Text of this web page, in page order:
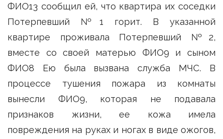
ФИО13 сообщил ей, что квартира их соседки
Потерпевший №1 горит. В указанной
квартире проживала Потерпевший №2,
вместе со своей матерью ФИО9 и сыном
ФИО8 Ею была вызвана служба МЧС. В
процессе тушения пожара из комнаты
вынесли ФИО9, которая не подавала
признаков жизни, ее кожа имела
повреждения на руках и ногах в виде ожогов,